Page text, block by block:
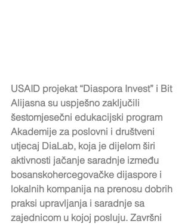
USAID projekat “Diaspora Invest” i Bit
Alijasna su uspješno zaključili
šestomjesečni edukacijski program
Akademije za poslovni i društveni
utjecaj DiaLab, koja je dijelom širi
aktivnosti jačanje saradnje između
bosanskohercegovačke dijaspore i
lokalnih kompanija na prenosu dobrih
praksi upravljanja i saradnje sa
zajednicom u kojoj posluju. Završni